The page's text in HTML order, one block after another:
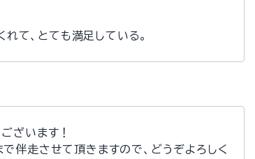
て、とても満足している。
ざいます！
伴走させて頂きますので、どうぞよろしく